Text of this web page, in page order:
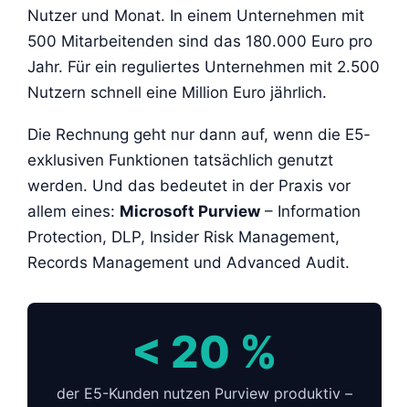
Nutzer und Monat. In einem Unternehmen mit
500 Mitarbeitenden sind das 180.000 Euro pro
Jahr. Für ein reguliertes Unternehmen mit 2.500
Nutzern schnell eine Million Euro jährlich.
Die Rechnung geht nur dann auf, wenn die E5-
exklusiven Funktionen tatsächlich genutzt
werden. Und das bedeutet in der Praxis vor
allem eines: Microsoft Purview – Information
Protection, DLP, Insider Risk Management,
Records Management und Advanced Audit.
< 20 %
der E5-Kunden nutzen Purview produktiv –